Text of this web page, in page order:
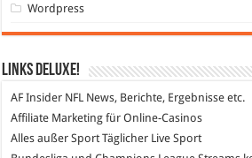
Wordpress
Links DeLuXe!
AF Insider NFL News, Berichte, Ergebnisse etc.
Affiliate Marketing für Online-Casinos
Alles außer Sport Täglicher Live Sport